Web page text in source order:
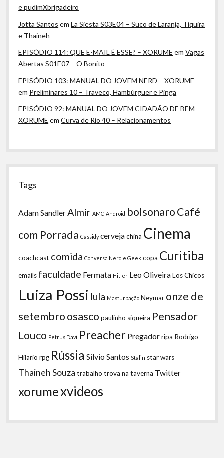
e pudimXbrigadeiro
Jotta Santos emLa Siesta S03E04 – Suco de Laranja, Tiquira
e Thaineh
EPISÓDIO 114: QUE E-MAIL É ESSE? – XORUME emVagas
Abertas S01E07 – O Bonito
EPISÓDIO 103: MANUAL DO JOVEM NERD – XORUME
em Preliminares 10 – Traveco, Hambúrguer e Pinga
EPISÓDIO 92: MANUAL DO JOVEM CIDADÃO DE BEM –
XORUME emCurva de Rio 40 – Relacionamentos
Tags
Adam Sandler Almir AMC Android bolsonaroCafé
com Porrada Cassidy cervejachina Cinema
coachcast comida Conversa Nerd e Geek copa Curitiba
emails faculdade Fermata Hitler Leo OliveiraLos Chicos
Luiza Possi lula Masturbação Neymar onze de
setembroosasco paulinho siqueira Pensador
Louco Petrus Davi Preacher Pregadorripa Rodrigo
Hilario rpg Rússia Silvio Santos Stalin star wars
Thaineh Souza trabalho trova na taverna Twitter
xorumexvideos